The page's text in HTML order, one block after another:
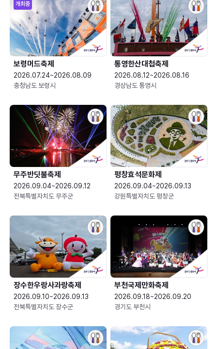
개최중
보령머드축제
2026.07.24~2026.08.09
충청남도 보령시
통영한산대첩축제
2026.08.12~2026.08.16
경상남도 통영시
무주반딧불축제
2026.09.04~2026.09.12
전북특별자치도 무주군
평창효석문화제
2026.09.04~2026.09.13
강원특별자치도 평창군
장수한우랑사과랑축제
2026.09.10~2026.09.13
전북특별자치도 장수군
부천국제만화축제
2026.09.18~2026.09.20
경기도 부천시